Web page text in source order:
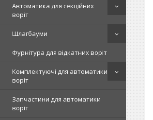
Автоматика для секційних
воріт
Шлагбауми
Фурнітура для відкатних воріт
Комплектуючі для автоматики
воріт
Запчастини для автоматики
воріт
будь-яких об'єктів.